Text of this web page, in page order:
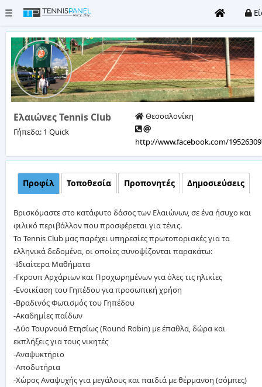
☰
Όλα
τα
γήπεδα
Clubs
Είσοδος
Καταχώρηση
Club
Επικοινωνία
Σχετικά
μας
Πολιτική
Δεδομένων
Ελαιώνες Tennis Club
Γήπεδα: 1 Quick
Θεσσαλονίκη
http://www.facebook.com/
Προφίλ Τοποθεσία Προπονητές Δημοσιεύσεις
Βρισκόμαστε στο κατάφυτο δάσος των Ελαιώνων, σε ένα ήσυχο και
φιλικό περιβάλλον που προσφέρεται για τένις.
Το Tennis Club μας παρέχει υπηρεσίες πρωτοποριακές για τα
ελληνικά δεδομένα, οι οποίες συνοψίζονται παρακάτω:
-Ιδιαίτερα Μαθήματα
-Γκρουπ Αρχάριων και Προχωρημένων για όλες τις ηλικίες
-Ενοικίαση του Γηπέδου για προσωπική χρήση
-Βραδινός Φωτισμός του Γηπέδου
-Ακαδημίες παίδων
-Δύο Τουρνουά Ετησίως (Round Robin) με έπαθλα, δώρα και
εκπλήξεις για τους νικητές
-Αναψυκτήριο
-Αποδυτήρια
-Χώρος Αναψυχής για μεγάλους και παιδιά με θέρμανση (σόμπες)